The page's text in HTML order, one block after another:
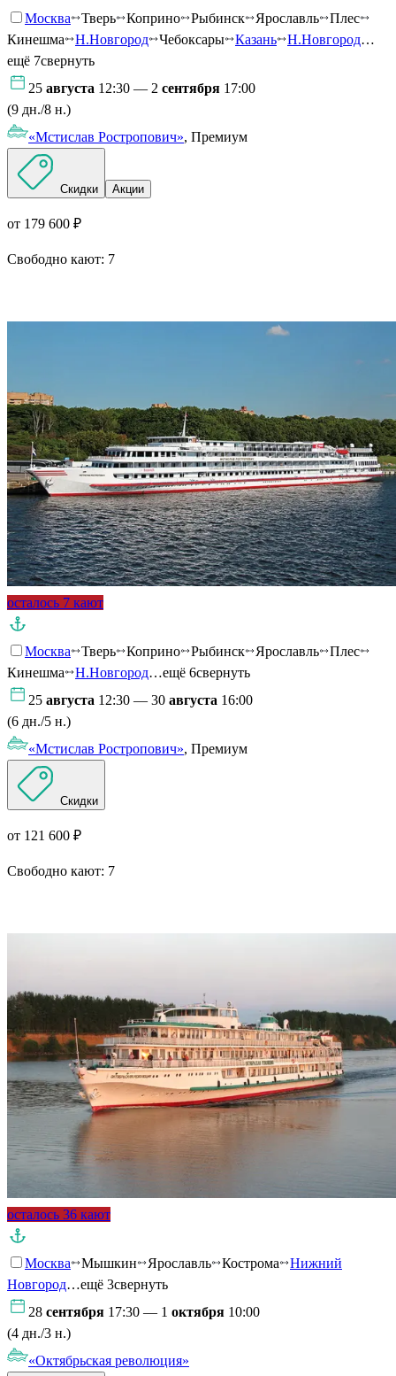
Москва Тверь Коприно Рыбинск Ярославль
Плес
Кинешма
Н.Новгород Чебоксары Казань Н.Новгород…
ещё 7свернуть
25 августа 12:30 — 2 сентября 17:00
(9 дн./8 н.)
«Мстислав Ростропович», Премиум
Скидки Акции
от 179 600 ₽
Свободно кают: 7
осталось 7 кают
Москва Тверь Коприно Рыбинск Ярославль
Плес
Кинешма
Н.Новгород…ещё 6свернуть
25 августа 12:30 — 30 августа 16:00
(6 дн./5 н.)
«Мстислав Ростропович», Премиум
Скидки
от 121 600 ₽
Свободно кают: 7
осталось 36 кают
Москва Мышкин Ярославль Кострома
Нижний
Новгород…ещё 3свернуть
28 сентября 17:30 — 1 октября 10:00
(4 дн./3 н.)
«Октябрьская революция»